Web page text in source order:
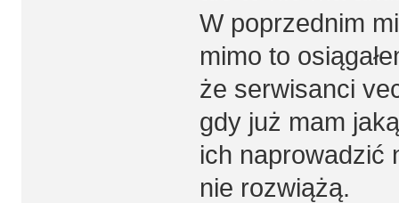
W poprzednim
mimo to
że serwisanci
gdy już mam
ich naprowadzić
nie rozwiążą.